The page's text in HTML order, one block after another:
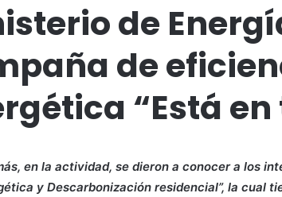
de
de
“Está
en la actividad, se dieron a conocer a los
y Descarbonización residencial”, la cual